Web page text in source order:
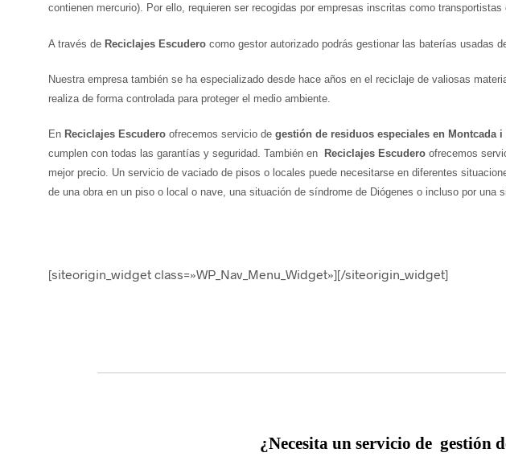
contienen mercurio). Por ello, requieren ser recogidas por empresas inscritas como
A través de Reciclajes Escudero como gestor autorizado podrás gestionar las baterías usadas
Nuestra empresa también se ha especializado desde hace años en el reciclaje de valiosas
realiza de forma controlada para proteger el medio ambiente.
En Reciclajes Escudero ofrecemos servicio de gestión de residuos especiales en Montcada i
cumplen con todas las garantías y seguridad. También en Reciclajes Escudero ofrecemos
mejor precio. Un servicio de vaciado de pisos o locales puede necesitarse en diferentes
de una obra en un piso o local o nave, una situación de síndrome de Diógenes o incluso por una
[siteorigin_widget class=»WP_Nav_Menu_Widget»][/siteorigin_widget]
¿Necesita un servicio de gestión